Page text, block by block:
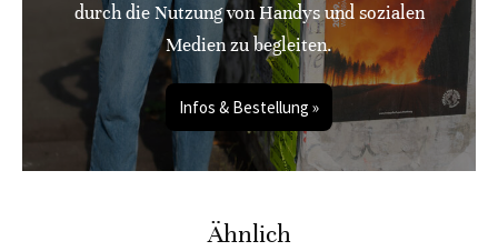
durch die Nutzung von Handys und sozialen
Medien zu begleiten.
Infos & Bestellung »
Ähnlich